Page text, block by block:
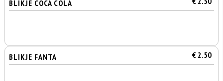
BLIKJE COCA COLA
BLIKJE FANTA € 2.50